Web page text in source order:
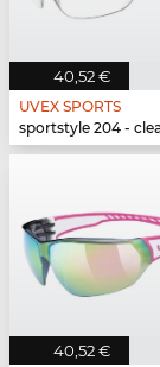
40,52 €
UVEX SPORTS
sportstyle 204 -
40,52 €